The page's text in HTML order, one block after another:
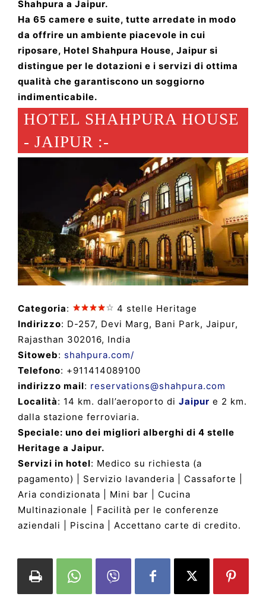
Shahpura a Jaipur.
Ha 65 camere e suite, tutte arredate in modo
da offrire un ambiente piacevole in cui
riposare, Hotel Shahpura House, Jaipur si
distingue per le dotazioni e i servizi di ottima
qualità che garantiscono un soggiorno
indimenticabile.
HOTEL SHAHPURA HOUSE
- JAIPUR :-
Categoria:
4 stelle Heritage
Indirizzo: D-257, Devi Marg, Bani Park, Jaipur,
Rajasthan 302016, India
Sitoweb: shahpura.com/
Telefono: +911414089100
indirizzo mail: reservations@shahpura.com
Località: 14 km. dall’aeroporto di Jaipur e 2 km.
dalla stazione ferroviaria.
Speciale: uno dei migliori alberghi di 4 stelle
Heritage a Jaipur.
Servizi in hotel: Medico su richiesta (a
pagamento) | Servizio lavanderia | Cassaforte |
Aria condizionata | Mini bar | Cucina
Multinazionale | Facilità per le conferenze
aziendali | Piscina | Accettano carte di credito.